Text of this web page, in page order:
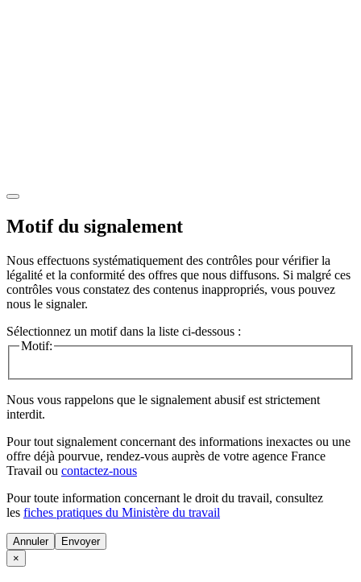
Motif du signalement
Nous effectuons systématiquement des contrôles pour vérifier la
légalité et la conformité des offres que nous diffusons. Si malgré ces
contrôles vous constatez des contenus inappropriés, vous pouvez
nous le signaler.
Sélectionnez un motif dans la liste ci-dessous :
Motif:
Nous vous rappelons que le signalement abusif est strictement
interdit.
Pour tout signalement concernant des informations inexactes ou une
offre déjà pourvue, rendez-vous auprès de votre agence France
Travail ou contactez-nous
Pour toute information concernant le droit du travail, consultez
les fiches pratiques du Ministère du travail
Annuler
×